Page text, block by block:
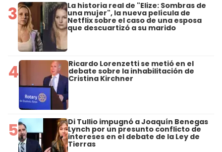
3 La historia real de "Elize: Sombras de
una mujer", la nueva película de
Netflix sobre el caso de una esposa
que descuartizó a su marido
4 Ricardo Lorenzetti se metió en el
debate sobre la inhabilitación de
Cristina Kirchner
5 Di Tullio impugnó a Joaquín Benegas
Lynch por un presunto conflicto de
intereses en el debate de la Ley de
Tierras